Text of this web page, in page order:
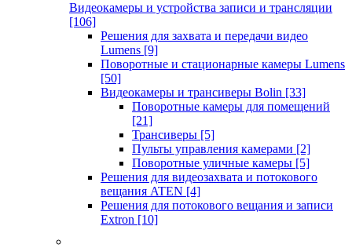
Видеокамеры и устройства записи и трансляции
[106]
Решения для захвата и передачи видео
Lumens [9]
Поворотные и стационарные камеры Lumens
[50]
Видеокамеры и трансиверы Bolin [33]
Поворотные камеры для помещений
[21]
Трансиверы [5]
Пульты управления камерами [2]
Поворотные уличные камеры [5]
Решения для видеозахвата и потокового
вещания ATEN [4]
Решения для потокового вещания и записи
Extron [10]